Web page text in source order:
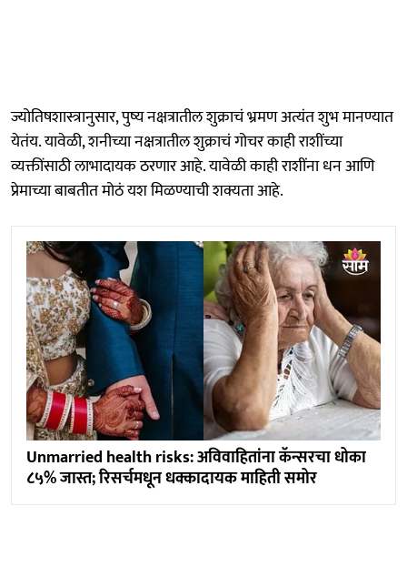
ज्योतिषशास्त्रानुसार, पुष्य नक्षत्रातील शुक्राचं भ्रमण अत्यंत शुभ मानण्यात
येतंय. यावेळी, शनीच्या नक्षत्रातील शुक्राचं गोचर काही राशींच्या
व्यक्तींसाठी लाभादायक ठरणार आहे. यावेळी काही राशींना धन आणि
प्रेमाच्या बाबतीत मोठं यश मिळण्याची शक्यता आहे.
Unmarried health risks: अविवाहितांना कॅन्सरचा धोका
८५% जास्त; रिसर्चमधून धक्कादायक माहिती समोर